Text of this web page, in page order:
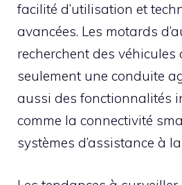
facilité d’utilisation et
avancées. Les motards
recherchent des
seulement une conduite
aussi des fonctionnalités
comme la connectivité
systèmes d’assistance à